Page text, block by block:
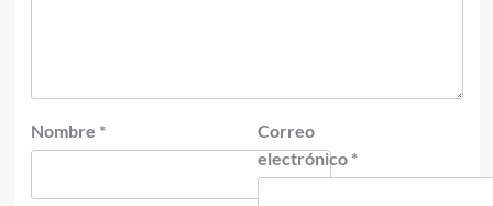
Nombre *
Correo
electrónico *